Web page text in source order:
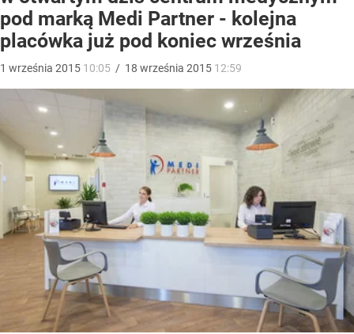
pod marką Medi Partner - kolejna
placówka już pod koniec września
1 września 2015 10:05 / 18 września 2015 12:59